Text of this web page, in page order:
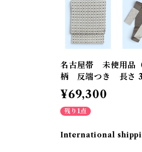
名古屋帯 未使用品
柄 反端つき 長さ
¥69,300
残り1点
International